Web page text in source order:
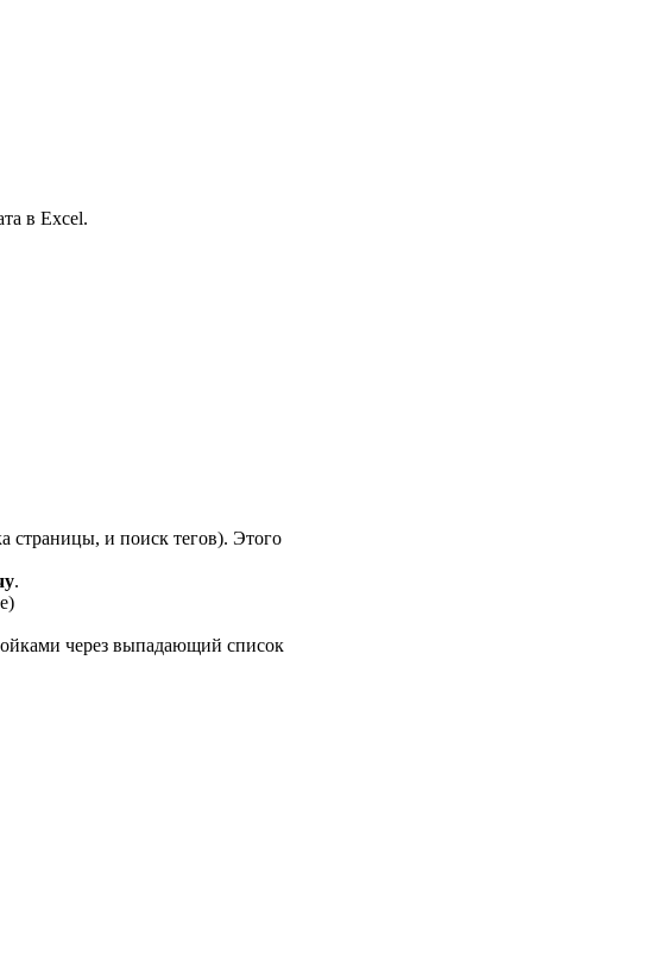
в Excel.
страницы, и поиск тегов). Этого
.
через выпадающий список